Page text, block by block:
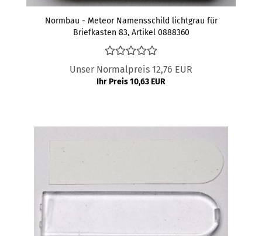
Normbau - Meteor Namensschild lichtgrau für
Briefkasten 83, Artikel 0888360
Unser Normalpreis 12,76 EUR
Ihr Preis 10,63 EUR